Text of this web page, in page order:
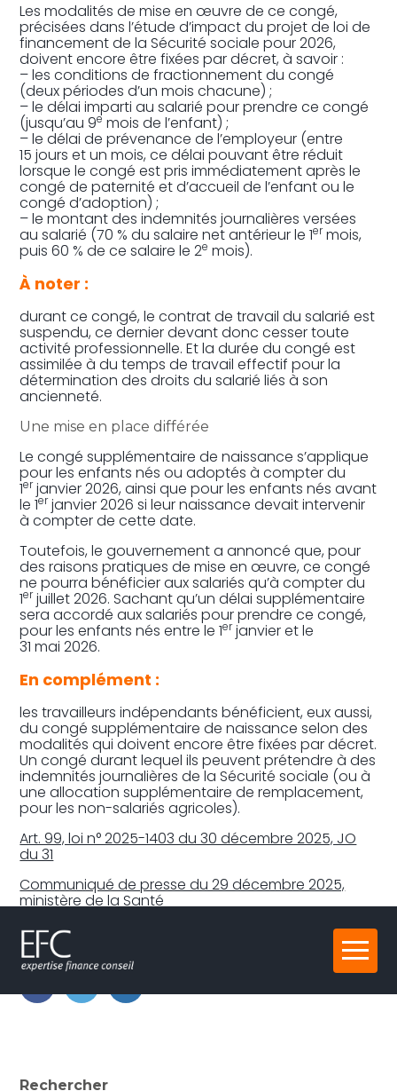
Aller
au
Les modalités de mise en œuvre de ce congé,
précisées dans l’étude d’impact du projet de loi de
financement de la Sécurité sociale pour 2026,
doivent encore être fixées par décret, à savoir :
– les conditions de fractionnement du congé
(deux périodes d’un mois chacune) ;
– le délai imparti au salarié pour prendre ce congé
(jusqu’au 9e mois de l’enfant) ;
– le délai de prévenance de l’employeur (entre
15 jours et un mois, ce délai pouvant être réduit
lorsque le congé est pris immédiatement après le
congé de paternité et d’accueil de l’enfant ou le
congé d’adoption) ;
– le montant des indemnités journalières versées
au salarié (70 % du salaire net antérieur le 1ermois,
puis 60 % de ce salaire le 2e mois).
À noter :
durant ce congé, le contrat de travail du salarié est
suspendu, ce dernier devant donc cesser toute
activité professionnelle. Et la durée du congé est
assimilée à du temps de travail effectif pour la
détermination des droits du salarié liés à son
ancienneté.
Une mise en place différée
Le congé supplémentaire de naissance s’applique
pour les enfants nés ou adoptés à compter du
1erjanvier 2026, ainsi que pour les enfants nés avant
le 1erjanvier 2026 si leur naissance devait intervenir
à compter de cette date.
Toutefois, le gouvernement a annoncé que, pour
des raisons pratiques de mise en œuvre, ce congé
ne pourra bénéficier aux salariés qu’à compter du
1erjuillet 2026. Sachant qu’un délai supplémentaire
sera accordé aux salariés pour prendre ce congé,
pour les enfants nés entre le 1erjanvier et le
31 mai 2026.
En complément :
les travailleurs indépendants bénéficient, eux aussi,
du congé supplémentaire de naissance selon des
modalités qui doivent encore être fixées par décret.
Un congé durant lequel ils peuvent prétendre à des
indemnités journalières de la Sécurité sociale (ou à
une allocation supplémentaire de remplacement,
pour les non-salariés agricoles).
Art. 99, loi n° 2025-1403 du 30 décembre 2025, JO
du 31
Communiqué de presse du 29 décembre 2025,
ministère de la Santé
Partager :
FaceBook
TwitterLinkedIn
Blog
Rechercher